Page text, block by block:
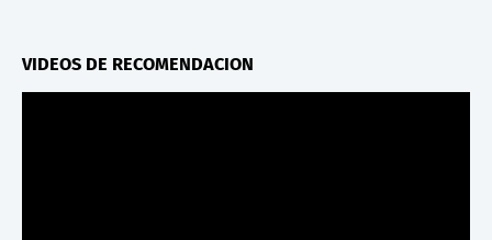
VIDEOS DE RECOMENDACION